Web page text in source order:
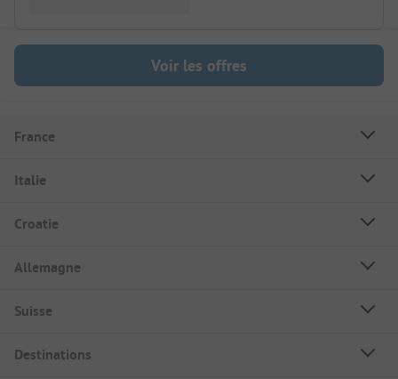
Voir les offres
France
Italie
Croatie
Allemagne
Suisse
Destinations